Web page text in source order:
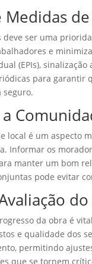
ser uma
e
(EPIs),
para garantir
seguro.
local é um aspecto
Informar os
manter um bom
pode evitar
da obra é
e qualidade dos
permitindo
que se tornem